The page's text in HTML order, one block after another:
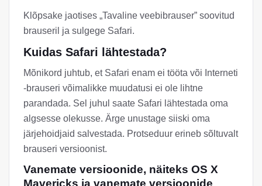
Klõpsake jaotises „Tavaline veebibrauser” soovitud
brauseril ja sulgege Safari.
Kuidas Safari lähtestada?
Mõnikord juhtub, et Safari enam ei tööta või Interneti
-brauseri võimalikke muudatusi ei ole lihtne
parandada. Sel juhul saate Safari lähtestada oma
algsesse olekusse. Ärge unustage siiski oma
järjehoidjaid salvestada. Protseduur erineb sõltuvalt
brauseri versioonist.
Vanemate versioonide, näiteks OS X
Mavericks ja vanemate versioonide